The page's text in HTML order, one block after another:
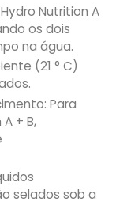
Nutrition A
os dois
na água.
(21 ° C)
Para
+ B,
selados sob a